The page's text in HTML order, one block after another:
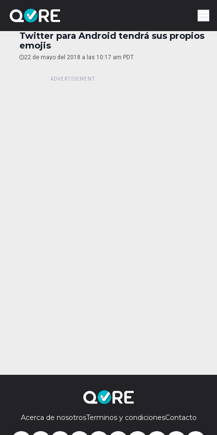
Twitter para Android tendrá sus propios
emojis
22 de mayo del 2018 a las 10:17 am PDT
Acerca de nosotrosTerminos y condicionesContacto